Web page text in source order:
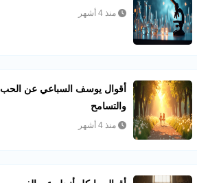
منذ 4 أشهر
أقوال يوسف السباعي عن الحب
والتسامح
منذ 4 أشهر